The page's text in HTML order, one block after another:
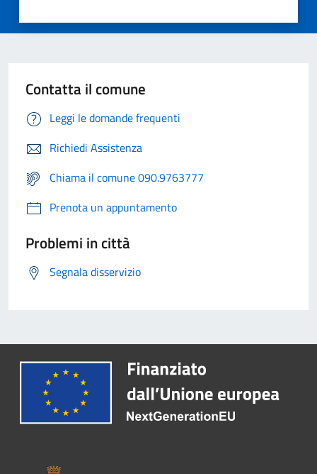
Contatta il comune
Leggi le domande frequenti
Richiedi Assistenza
Chiama il comune 090.9763777
Prenota un appuntamento
Problemi in città
Segnala disservizio